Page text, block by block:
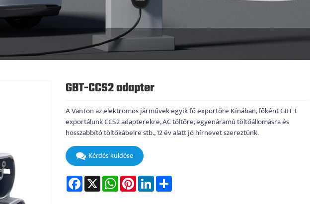
GBT-CCS2 adapter
A VanTon az elektromos járművek egyik fő exportőre Kínában, főként GBT-t
exportálunk CCS2 adapterekre, AC töltőre, egyenáramú töltőállomásra és
hosszabbító töltőkábelre stb., 12 év alatt jó hírnevet szereztünk.
Kérdés küldése
Facebook
X WhatsAppPinterestLinkedInShare